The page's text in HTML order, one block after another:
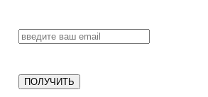
ПОЛУЧИТЬ